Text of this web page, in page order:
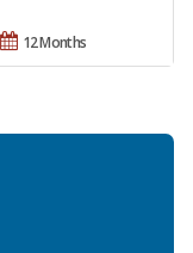
12 Months